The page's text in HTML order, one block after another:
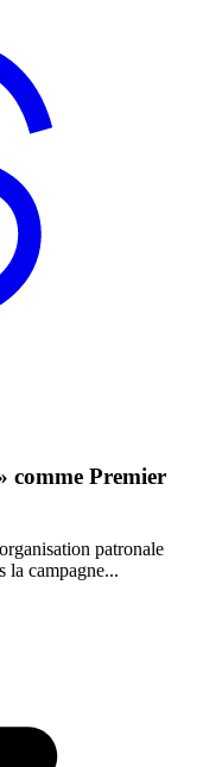
comme Premier
patronale
la campagne...